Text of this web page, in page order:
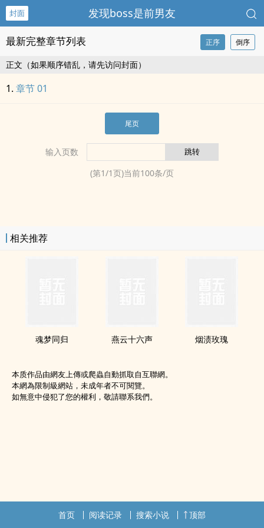
封面 发现boss是前男友
最新完整章节列表 正序 倒序
正文（如果顺序错乱，请先访问封面）
章节 01
尾页
输入页数
(第1/1页)当前100条/页
相关推荐
魂梦同归 燕云十六声 烟渍玫瑰
本质作品由網友上傳或爬蟲自動抓取自互聯網。
本網為限制級網站，未成年者不可閱覽。
如無意中侵犯了您的權利，敬請聯系我們。
首页 阅读记录 搜索小说 顶部